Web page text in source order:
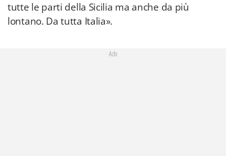
tutte le parti della Sicilia ma anche da più
lontano. Da tutta Italia».
Adv